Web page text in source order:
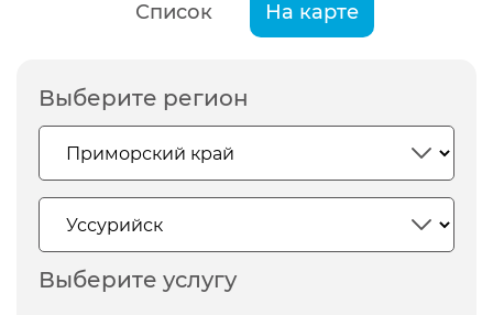
Список На карте
Выберите регион
Выберите услугу